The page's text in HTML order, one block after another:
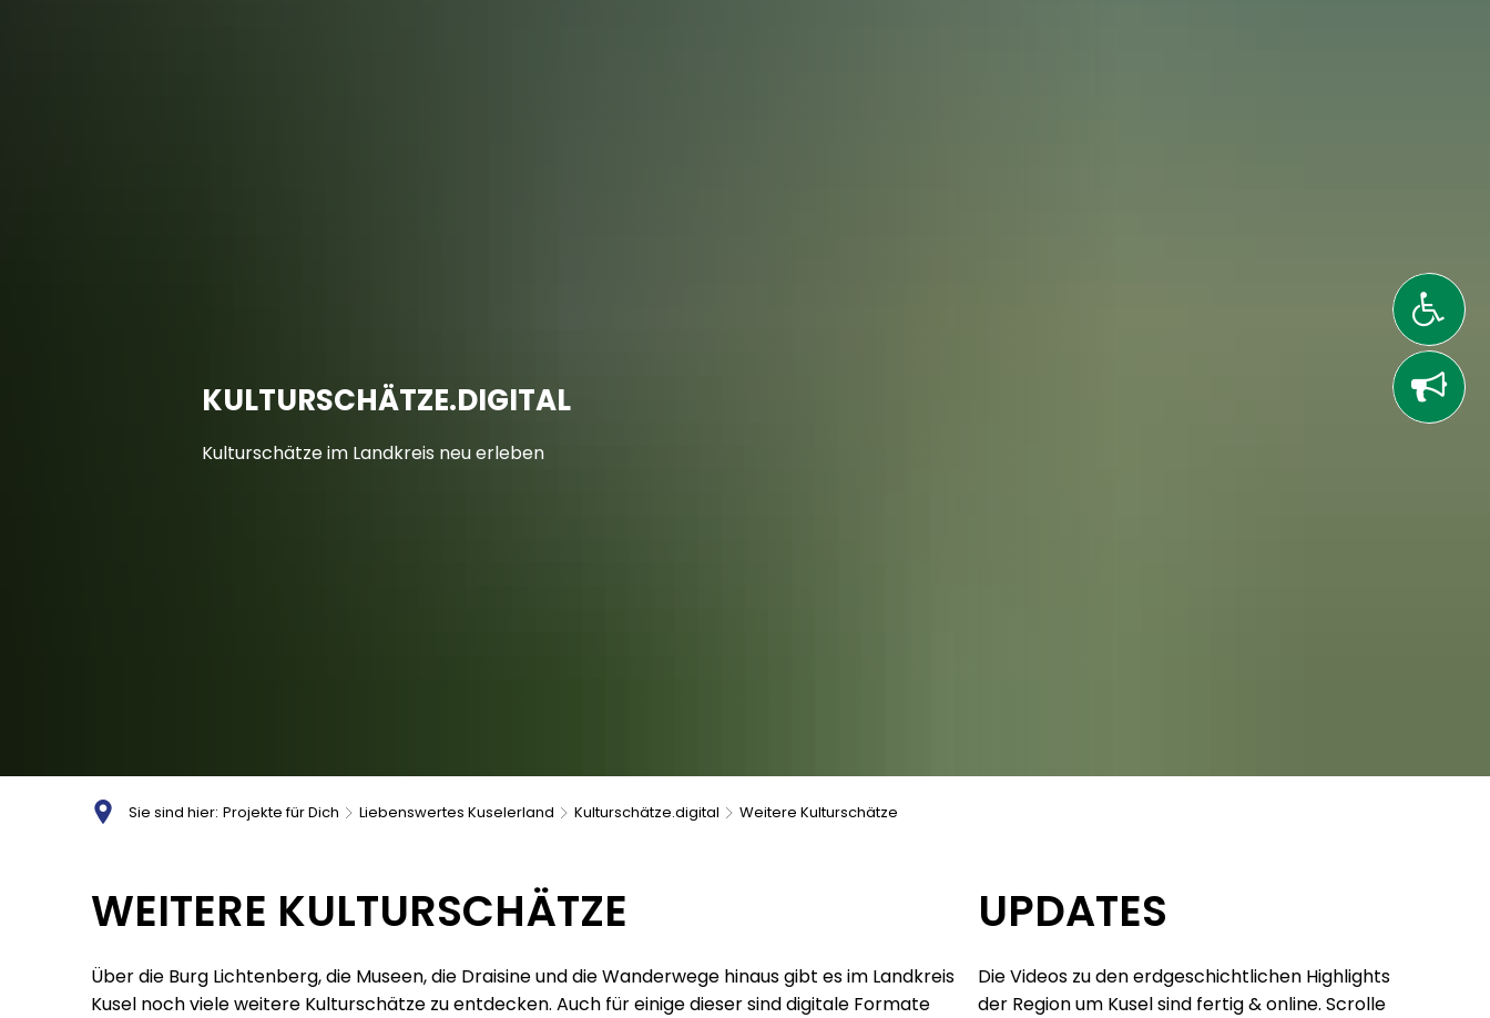
KULTURSCHÄTZE.DIGITAL
Kulturschätze im Landkreis neu erleben
Sie sind hier: Projekte für Dich Liebenswertes Kuselerland Kulturschätze.digital Weitere Kulturschätze
Weitere
Kulturschätze
WEITERE KULTURSCHÄTZE
Über die Burg Lichtenberg, die Museen, die Draisine und die Wanderwege hinaus gibt es im Landkreis
Kusel noch viele weitere Kulturschätze zu entdecken. Auch für einige dieser sind digitale Formate
UPDATES
Die Videos zu den erdgeschichtlichen Highlights
der Region um Kusel sind fertig & online. Scrolle